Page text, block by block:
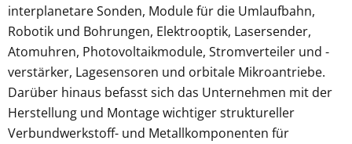
interplanetare Sonden, Module für die Umlaufbahn,
Robotik und Bohrungen, Elektrooptik, Lasersender,
Atomuhren, Photovoltaikmodule, Stromverteiler und -
verstärker, Lagesensoren und orbitale Mikroantriebe.
Darüber hinaus befasst sich das Unternehmen mit der
Herstellung und Montage wichtiger struktureller
Verbundwerkstoff- und Metallkomponenten für